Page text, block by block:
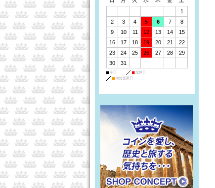
1
2
3 4 5 6 7
8
9
10 11 12 13 14
15
16
17 18 19 20 21
22
23
24 25 26 27 28
29
30
31
■ 今日 ■ 定休日
■ 時短営業日